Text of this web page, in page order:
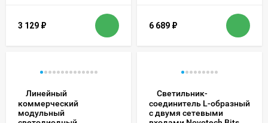
3 129 ₽ 6 689 ₽
Линейный
коммерческий
модульный
Светильник-
соединитель L-образный
с двумя сетевыми